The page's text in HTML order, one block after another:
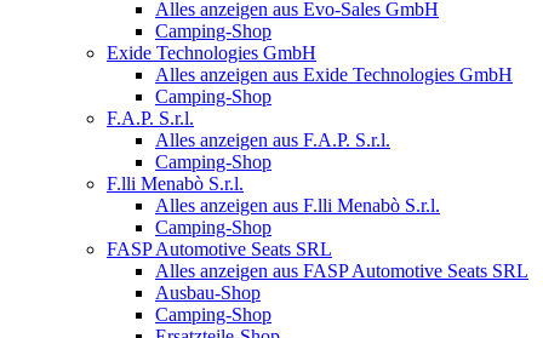
Alles anzeigen aus Evo-Sales GmbH
Camping-Shop
Exide Technologies GmbH
Alles anzeigen aus Exide Technologies GmbH
Camping-Shop
F.A.P. S.r.l.
Alles anzeigen aus F.A.P. S.r.l.
Camping-Shop
F.lli Menabò S.r.l.
Alles anzeigen aus F.lli Menabò S.r.l.
Camping-Shop
FASP Automotive Seats SRL
Alles anzeigen aus FASP Automotive Seats SRL
Ausbau-Shop
Camping-Shop